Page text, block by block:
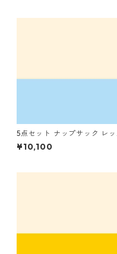
5点セット ナップサック レッ
スンバッグ シューズバッグ コ
ップ袋 お着替え袋 ブルー×キ
¥10,100